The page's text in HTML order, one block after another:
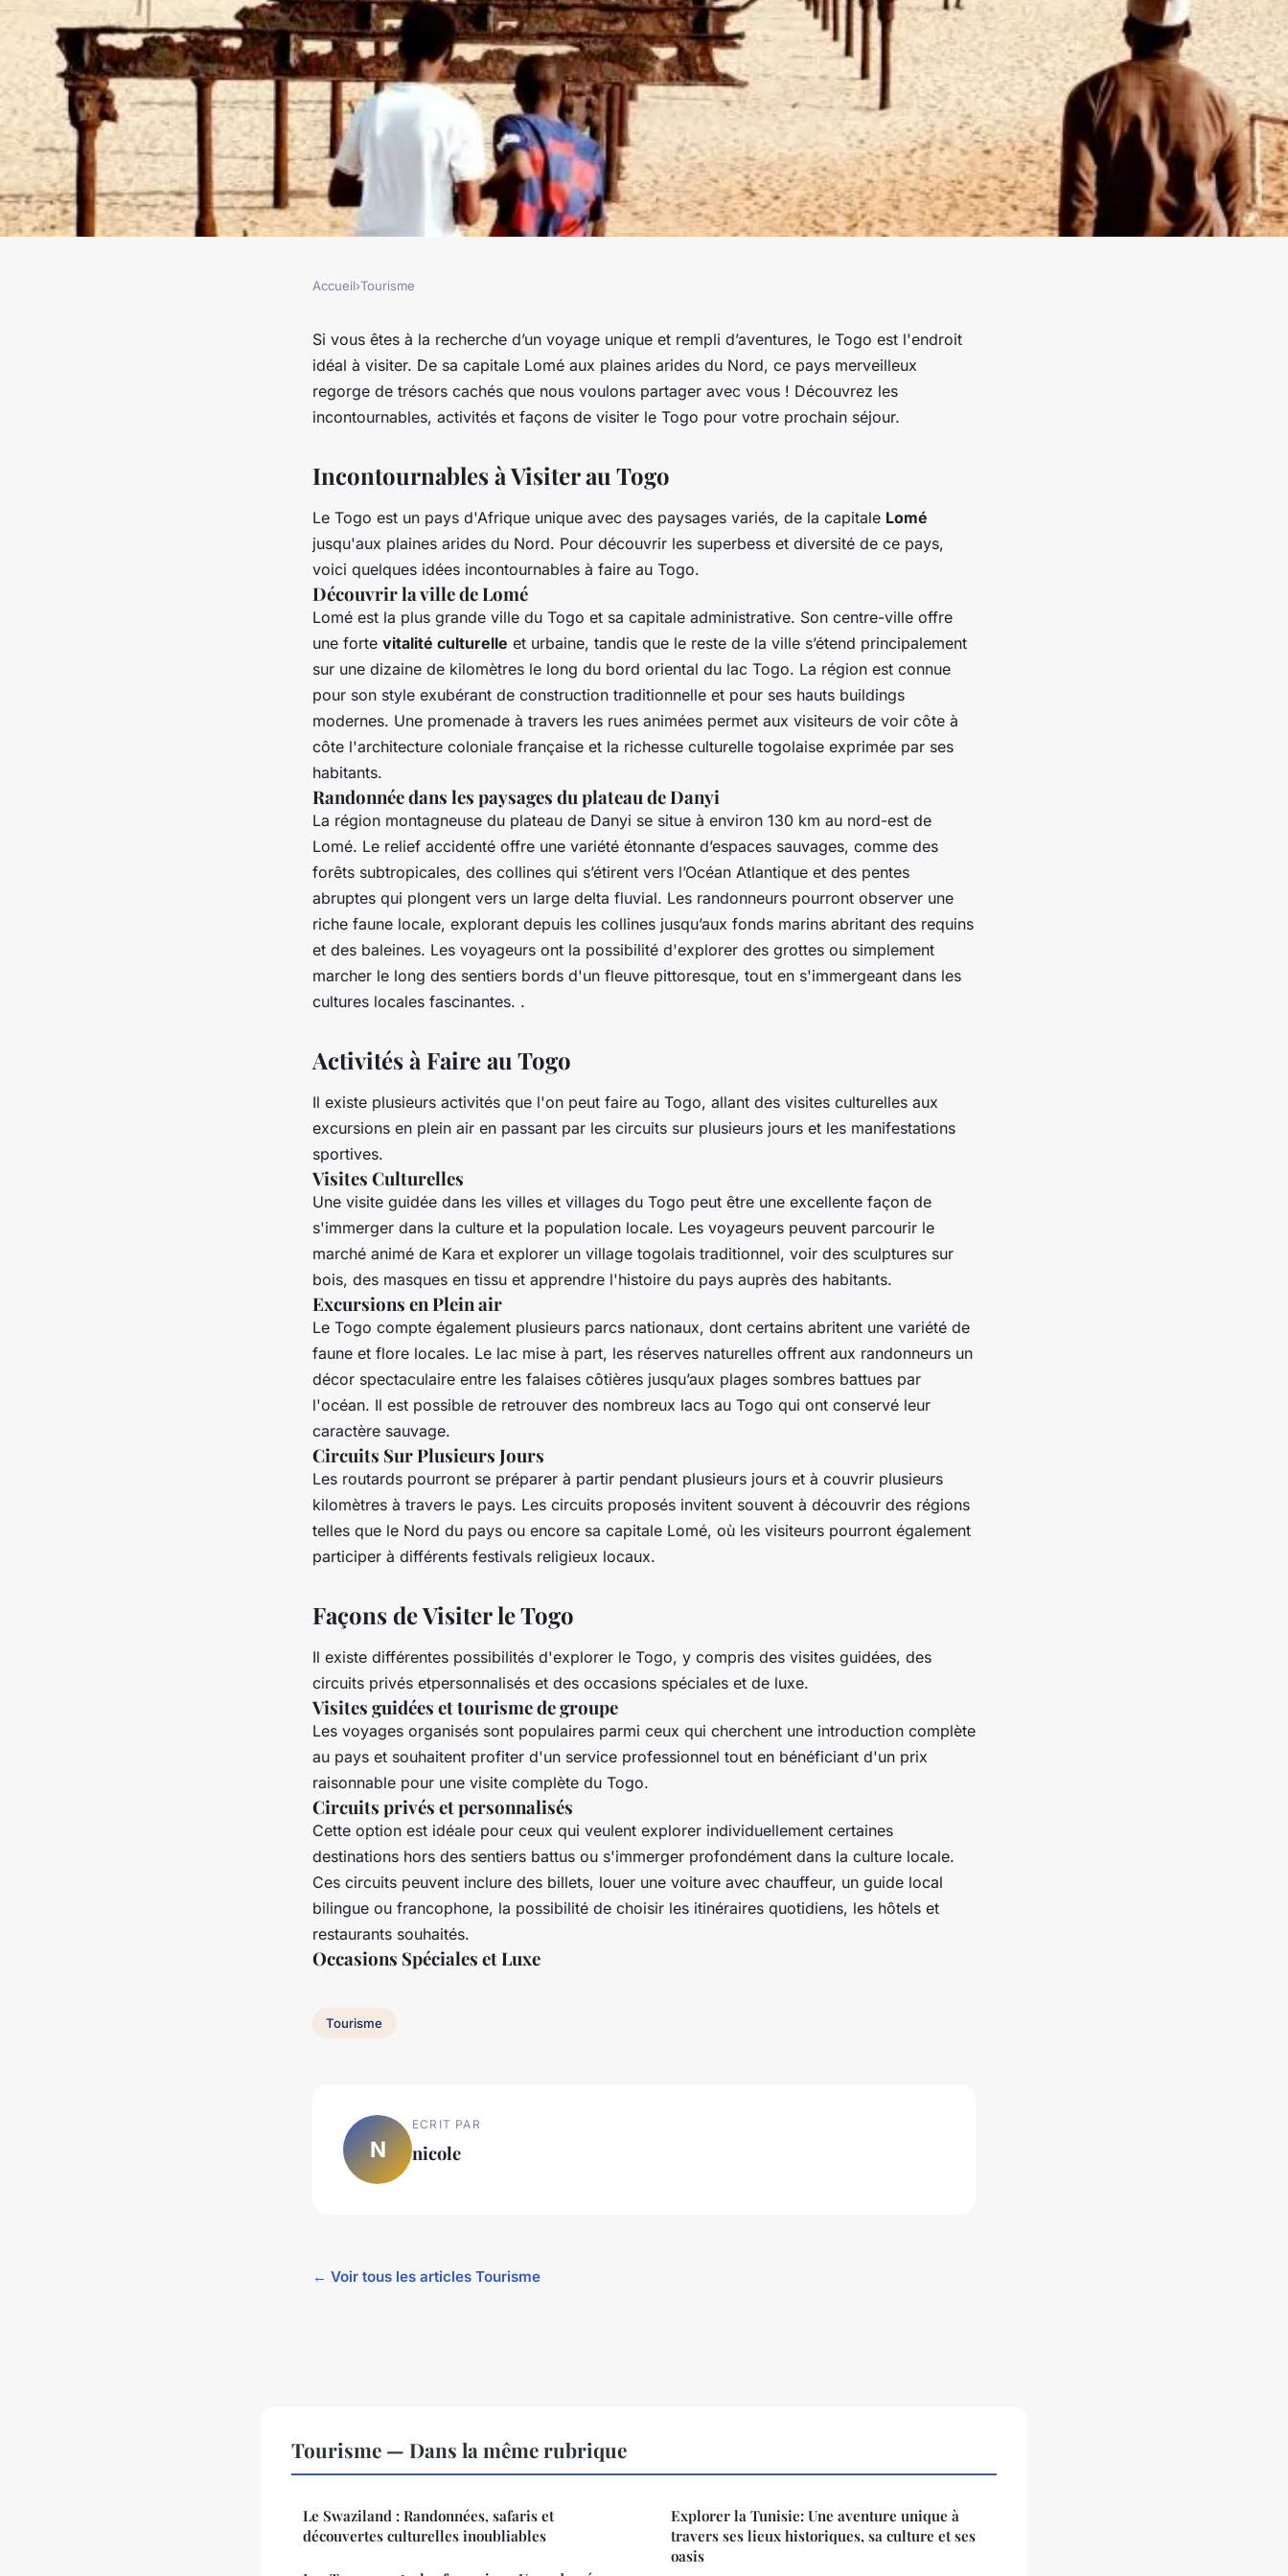
Le Togo : Incontournables, activités et
façons de visiter
Accueil›Tourisme
Si vous êtes à la recherche d’un voyage unique et rempli d’aventures, le Togo est l'endroit
idéal à visiter. De sa capitale Lomé aux plaines arides du Nord, ce pays merveilleux
regorge de trésors cachés que nous voulons partager avec vous ! Découvrez les
incontournables, activités et façons de visiter le Togo pour votre prochain séjour.
Incontournables à Visiter au Togo
Le Togo est un pays d'Afrique unique avec des paysages variés, de la capitale Lomé
jusqu'aux plaines arides du Nord. Pour découvrir les superbess et diversité de ce pays,
voici quelques idées incontournables à faire au Togo.
Découvrir la ville de Lomé
Lomé est la plus grande ville du Togo et sa capitale administrative. Son centre-ville offre
une forte vitalité culturelle et urbaine, tandis que le reste de la ville s’étend principalement
sur une dizaine de kilomètres le long du bord oriental du lac Togo. La région est connue
pour son style exubérant de construction traditionnelle et pour ses hauts buildings
modernes. Une promenade à travers les rues animées permet aux visiteurs de voir côte à
côte l'architecture coloniale française et la richesse culturelle togolaise exprimée par ses
habitants.
Randonnée dans les paysages du plateau de Danyi
La région montagneuse du plateau de Danyi se situe à environ 130 km au nord-est de
Lomé. Le relief accidenté offre une variété étonnante d’espaces sauvages, comme des
forêts subtropicales, des collines qui s’étirent vers l’Océan Atlantique et des pentes
abruptes qui plongent vers un large delta fluvial. Les randonneurs pourront observer une
riche faune locale, explorant depuis les collines jusqu’aux fonds marins abritant des requins
et des baleines. Les voyageurs ont la possibilité d'explorer des grottes ou simplement
marcher le long des sentiers bords d'un fleuve pittoresque, tout en s'immergeant dans les
cultures locales fascinantes. .
Activités à Faire au Togo
Il existe plusieurs activités que l'on peut faire au Togo, allant des visites culturelles aux
excursions en plein air en passant par les circuits sur plusieurs jours et les manifestations
sportives.
Visites Culturelles
Une visite guidée dans les villes et villages du Togo peut être une excellente façon de
s'immerger dans la culture et la population locale. Les voyageurs peuvent parcourir le
marché animé de Kara et explorer un village togolais traditionnel, voir des sculptures sur
bois, des masques en tissu et apprendre l'histoire du pays auprès des habitants.
Excursions en Plein air
Le Togo compte également plusieurs parcs nationaux, dont certains abritent une variété de
faune et flore locales. Le lac mise à part, les réserves naturelles offrent aux randonneurs un
décor spectaculaire entre les falaises côtières jusqu’aux plages sombres battues par
l'océan. Il est possible de retrouver des nombreux lacs au Togo qui ont conservé leur
caractère sauvage.
Circuits Sur Plusieurs Jours
Les routards pourront se préparer à partir pendant plusieurs jours et à couvrir plusieurs
kilomètres à travers le pays. Les circuits proposés invitent souvent à découvrir des régions
telles que le Nord du pays ou encore sa capitale Lomé, où les visiteurs pourront également
participer à différents festivals religieux locaux.
Façons de Visiter le Togo
Il existe différentes possibilités d'explorer le Togo, y compris des visites guidées, des
circuits privés etpersonnalisés et des occasions spéciales et de luxe.
Visites guidées et tourisme de groupe
Les voyages organisés sont populaires parmi ceux qui cherchent une introduction complète
au pays et souhaitent profiter d'un service professionnel tout en bénéficiant d'un prix
raisonnable pour une visite complète du Togo.
Circuits privés et personnalisés
Cette option est idéale pour ceux qui veulent explorer individuellement certaines
destinations hors des sentiers battus ou s'immerger profondément dans la culture locale.
Ces circuits peuvent inclure des billets, louer une voiture avec chauffeur, un guide local
bilingue ou francophone, la possibilité de choisir les itinéraires quotidiens, les hôtels et
restaurants souhaités.
Occasions Spéciales et Luxe
Tourisme
N
ECRIT PAR
nicole
← Voir tous les articles Tourisme
Tourisme — Dans la même rubrique
Le Swaziland : Randonnées, safaris et
découvertes culturelles inoubliables
Explorer la Tunisie: Une aventure unique à
travers ses lieux historiques, sa culture et ses
oasis